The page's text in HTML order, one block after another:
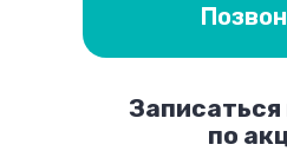
Записаться
по